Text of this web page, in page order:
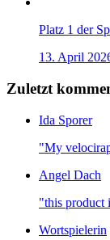
Platz 1 der
13. April
Zuletzt
Ida Sporer
"My
Angel Dach
"this product
Wortspielerin